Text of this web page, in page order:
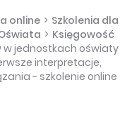
online > Szkolenia dla
> Księgowość
w jednostkach oświaty
interpretacje,
- szkolenie online